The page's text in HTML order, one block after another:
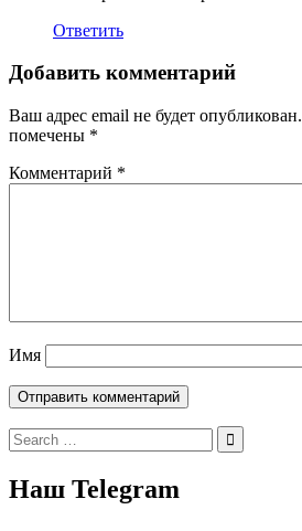
Ответить
Добавить комментарий
Ваш адрес email не будет опубликован.
помечены *
Комментарий *
Имя
Search
for:
Наш Telegram